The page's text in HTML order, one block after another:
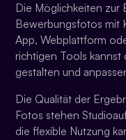
Die Möglichkeiten zur
Bewerbungsfotos mit
App, Webplattform
richtigen Tools kannst
gestalten und
Die Qualität der
Fotos stehen
die flexible Nutzung